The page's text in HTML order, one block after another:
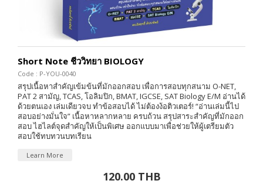
Short Note ชีววิทยา BIOLOGY
Code : P-YOU-0040
สรุปเนื้อหาสำคัญเข้มข้นที่มักออกสอบ เพื่อการสอบทุกสนาม O-NET,
PAT 2 สามัญ, TCAS, โอลิมปิก, BMAT, IGCSE, SAT Biology E/M อ่านได้
ด้วยตนเอง เล่มเดียวจบ ทำข้อสอบได้ ไม่ต้องง้อติวเตอร์! “อ่านเล่มนี้ไป
สอบอย่างมั่นใจ” เนื้อหาหลากหลาย ครบถ้วน สรุปสาระสำคัญที่มักออก
สอบ ไฮไลต์จุดสำคัญให้เป็นพิเศษ ออกแบบมาเพื่อช่วยให้ผู้เตรียมตัว
สอบใช้ทบทวนบทเรียน
Learn More
120.00 THB